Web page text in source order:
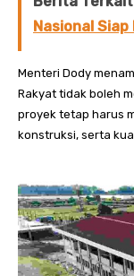
Nasional Siap
Menteri Dody
Rakyat tidak boleh
proyek tetap harus
konstruksi, serta